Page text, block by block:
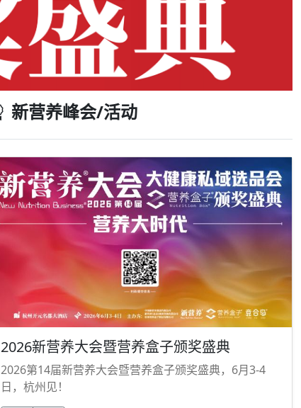
新营养峰会/活动
2026新营养大会暨营养盒子颁奖盛典
2026第14届新营养大会暨营养盒子颁奖盛典，6月3-4
日，杭州见！